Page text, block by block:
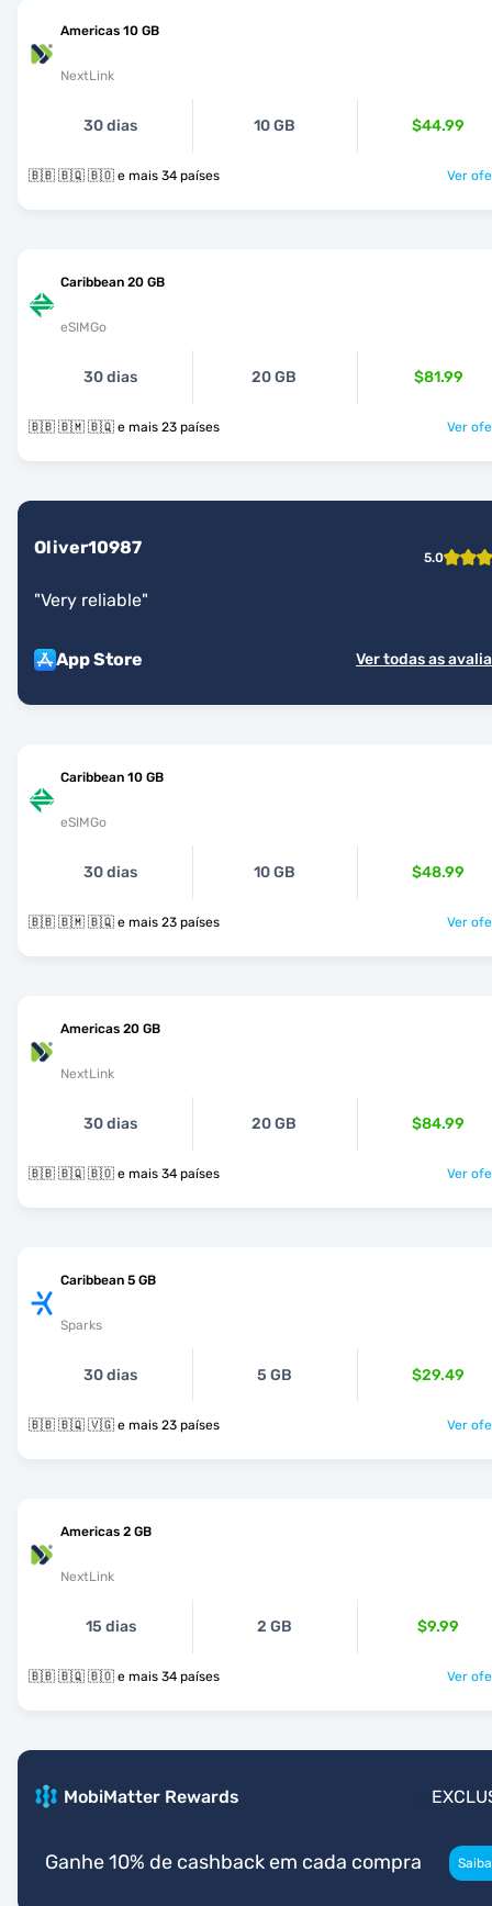
Americas 10 GB
NextLink
30 dias 10 GB $44.99
🇧🇧 🇧🇶 🇧🇴 e mais 34 países Ver
Caribbean 20 GB
eSIMGo
30 dias 20 GB $81.99
🇧🇧 🇧🇲 🇧🇶 e mais 23 países Ver
Oliver10987 5.0
"Very reliable"
App Store Ver todas as
Caribbean 10 GB
eSIMGo
30 dias 10 GB $48.99
🇧🇧 🇧🇲 🇧🇶 e mais 23 países Ver
Americas 20 GB
NextLink
30 dias 20 GB $84.99
🇧🇧 🇧🇶 🇧🇴 e mais 34 países Ver
Caribbean 5 GB
Sparks
30 dias 5 GB $29.49
🇧🇧 🇧🇶 🇻🇬 e mais 23 países Ver
Americas 2 GB
NextLink
15 dias 2 GB $9.99
🇧🇧 🇧🇶 🇧🇴 e mais 34 países Ver
MobiMatter Rewards
Ganhe 10% de cashback em cada compra